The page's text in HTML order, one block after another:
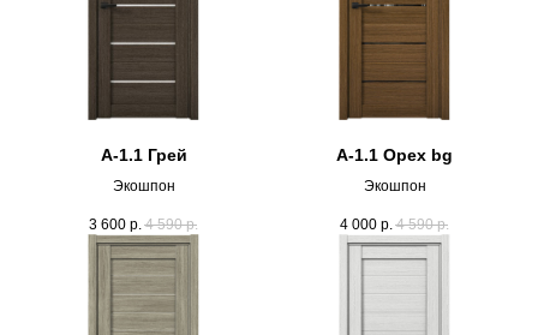
А-1.1 Грей
Экошпон
3 600 р. 4 590 р.
А-1.1 Орех bg
Экошпон
4 000 р. 4 590 р.